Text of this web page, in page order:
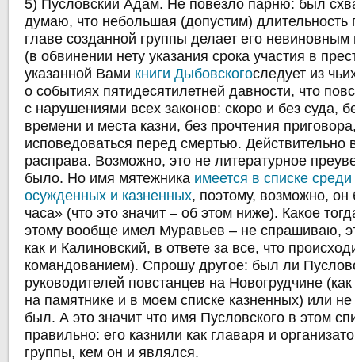
5) Пусловский Адам. Не повезло парню: был
думаю, что небольшая (допустим) длительность
главе созданной группы делает его
(в обвинении нету указания срока участия в
указанной Вами книги Дыбовскогоследует из
о событиях пятидесятилетней давности, что
с нарушениями всех законов: скоро и без суда,
времени и места казни, без прочтения
исповедоваться перед смертью. Действительно
расправа. Возможно, это не литературное
было. Но имя мятежника имеется в списке
осужденных и казненных, поэтому, возможно,
часа» (что это значит – об этом ниже). Какое
этому вообще имел Муравьев – не спрашиваю,
как и Калиновский, в ответе за все, что
командованием). Спрошу другое: был ли
руководителей повстанцев на Новогрудчине
на памятнике и в моем списке казненных) или
был. А это значит что имя Пусловского в этом
правильно: его казнили как главаря и
группы, кем он и являлся.